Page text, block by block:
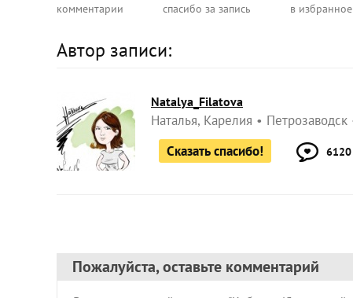
комментарии
спасибо за запись
в избранное
Автор записи:
Natalya_Filatova
Наталья, Карелия Петрозаводск
Сказать спасибо!
6120
Пожалуйста, оставьте комментарий